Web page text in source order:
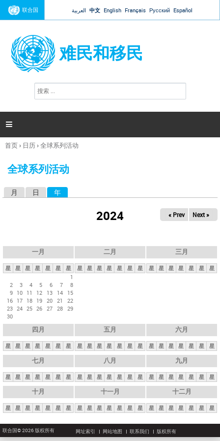
Jump to navigation
联合国 العربية 中文 English Français Русский Español
难民和移民
搜
索

你
这
首页› 日历›全球系列活动
全球系列活动
月 日 年
2024 « Prev Next »
一月
星 星 星 星 星 星
星
1
2
3 4 5 6 7
8
9 10 11 12 13 14
15
16 17 18 19 20 21
22
23 24 25 26 27 28 29
30
二月
星 星 星 星 星 星 星
三月
星 星 星 星 星 星 星
四月
星 星 星 星 星 星 星
五月
星 星 星 星 星 星 星
六月
星 星 星 星 星 星 星
七月
星 星 星 星 星 星 星
八月
星 星 星 星 星 星 星
九月
星 星 星 星 星 星 星
十月
星 星 星 星 星 星 星
十一月
星 星 星 星 星 星 星
十二月
星 星 星 星 星 星 星
联合国© 2026 版权所有 网址索引 网站地图 联系我们 版权所有